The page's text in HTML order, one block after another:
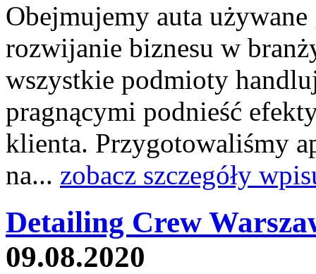
Obejmujemy auta
rozwijanie biznesu w
wszystkie podmioty
pragnącymi podnieść
klienta. Przygotowaliśmy
na... zobacz szczegóły
Detailing Crew
09.08.2020